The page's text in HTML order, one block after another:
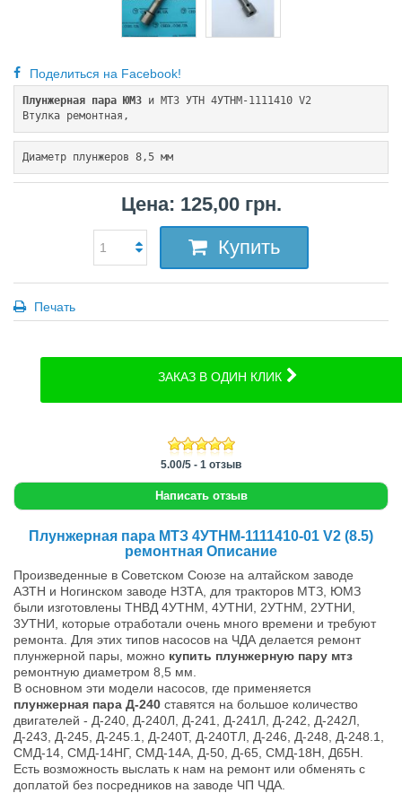
Поделиться на Facebook!
Плунжерная пара ЮМЗ и МТЗ УТН 4УТНМ-1111410 V2
Втулка ремонтная,
Диаметр плунжеров 8,5 мм
Цена: 125,00 грн.
Купить
Печать
ЗАКАЗ В ОДИН КЛИК
5.00/5 - 1 отзыв
Написать отзыв
Плунжерная пара МТЗ 4УТНМ-1111410-01 V2 (8.5)
ремонтная Описание
Произведенные в Советском Союзе на алтайском заводе
АЗТН и Ногинском заводе НЗТА, для тракторов МТЗ, ЮМЗ
были изготовлены ТНВД 4УТНМ, 4УТНИ, 2УТНМ, 2УТНИ,
3УТНИ, которые отработали очень много времени и требуют
ремонта. Для этих типов насосов на ЧДА делается ремонт
плунжерной пары, можно купить плунжерную пару мтз
ремонтную диаметром 8,5 мм.
В основном эти модели насосов, где применяется
плунжерная пара Д-240 ставятся на большое количество
двигателей - Д-240, Д-240Л, Д-241, Д-241Л, Д-242, Д-242Л,
Д-243, Д-245, Д-245.1, Д-240Т, Д-240ТЛ, Д-246, Д-248, Д-248.1,
СМД-14, СМД-14НГ, СМД-14А, Д-50, Д-65, СМД-18Н, Д65Н.
Есть возможность выслать к нам на ремонт или обменять с
доплатой без посредников на заводе ЧП ЧДА.